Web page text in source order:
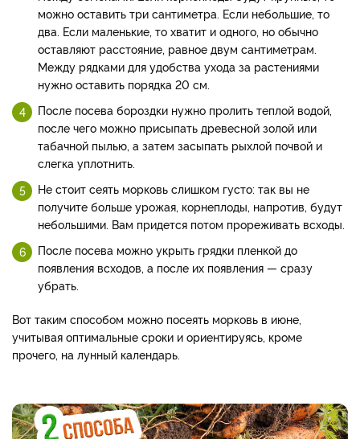
можно оставить три сантиметра. Если небольшие, то
два. Если маленькие, то хватит и одного, но обычно
оставляют расстояние, равное двум сантиметрам.
Между рядками для удобства ухода за растениями
нужно оставить порядка 20 см.
После посева бороздки нужно пролить теплой водой,
после чего можно присыпать древесной золой или
табачной пылью, а затем засыпать рыхлой почвой и
слегка уплотнить.
Не стоит сеять морковь слишком густо: так вы не
получите больше урожая, корнеплоды, напротив, будут
небольшими. Вам придется потом прореживать всходы.
После посева можно укрыть грядки пленкой до
появления всходов, а после их появления — сразу
убрать.
Вот таким способом можно посеять морковь в июне,
учитывая оптимальные сроки и ориентируясь, кроме
прочего, на лунный календарь.